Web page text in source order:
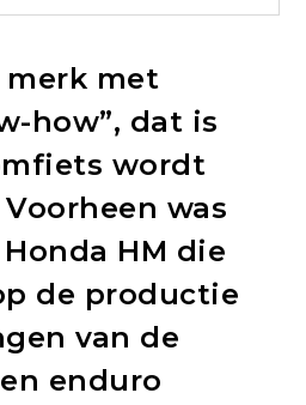
merk met
how”, dat is
wordt
was
HM die
de productie
van de
enduro